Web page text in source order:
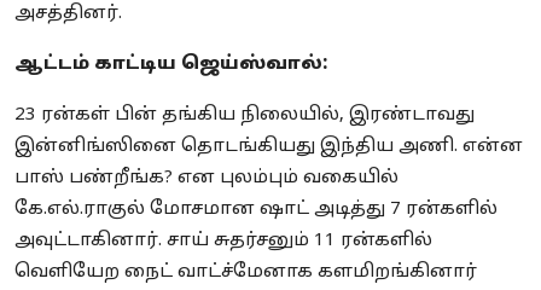
அசத்தினர்.
ஆட்டம் காட்டிய ஜெய்ஸ்வால்:
23 ரன்கள் பின் தங்கிய நிலையில், இரண்டாவது
இன்னிங்ஸினை தொடங்கியது இந்திய அணி. என்ன
பாஸ் பண்றீங்க? என புலம்பும் வகையில்
கே.எல்.ராகுல் மோசமான ஷாட் அடித்து 7 ரன்களில்
அவுட்டாகினார். சாய் சுதர்சனும் 11 ரன்களில்
வெளியேற நைட் வாட்ச்மேனாக களமிறங்கினார்